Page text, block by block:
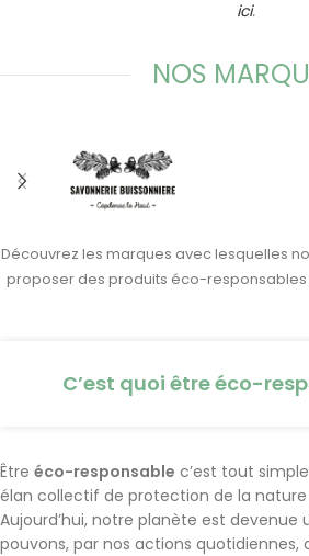
ici.
NOS
Découvrez les marques avec lesquelles
proposer des produits éco-responsables
C’est quoi être éco-
Être éco-responsable c’est tout
élan collectif de protection de la nature
Aujourd’hui, notre planète est devenue
pouvons, par nos actions quotidiennes,